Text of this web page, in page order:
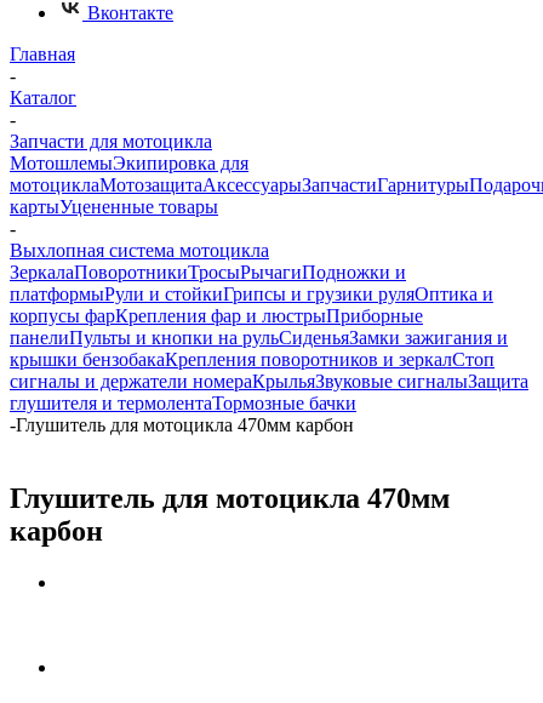
Вконтакте
Главная
-
Каталог
-
Запчасти для мотоцикла
МотошлемыЭкипировка для
мотоциклаМотозащитаАксессуарыЗапчастиГарнитуры
картыУцененные товары
-
Выхлопная система мотоцикла
ЗеркалаПоворотникиТросыРычагиПодножки и
платформыРули и стойкиГрипсы и грузики руляОптика и
корпусы фарКрепления фар и люстрыПриборные
панелиПульты и кнопки на рульСиденьяЗамки зажигания и
крышки бензобакаКрепления поворотников и зеркалСтоп
сигналы и держатели номераКрыльяЗвуковые сигналыЗащита
глушителя и термолентаТормозные бачки
-Глушитель для мотоцикла 470мм карбон
Глушитель для мотоцикла 470мм
карбон